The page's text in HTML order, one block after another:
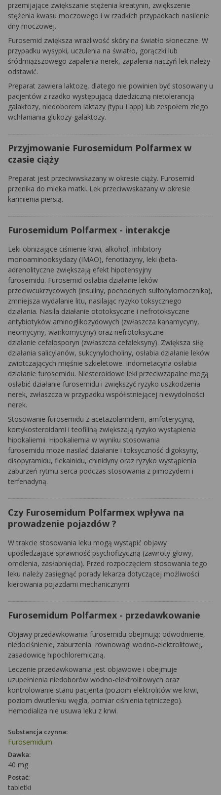
przemijające zwiększanie stężenia kreatynin, zwiększenie
stężenia kwasu moczowego i w rzadkich przypadkach nasilenie
dny moczowej.
Furosemid zwiększa wrażliwość skóry na światło słoneczne. W
przypadku wysypki, uczulenia na światło, gorączki lub
śródmiąższowego zapalenia nerek, zapalenia naczyń lek należy
odstawić.
Preparat zawiera laktozę, dlatego nie powinien być stosowany u
pacjentów z rzadko występującą dziedziczną nietolerancją
galaktozy, niedoborem laktazy (typu Lapp) lub zespołem złego
wchłaniania glukozy-galaktozy.
Przyjmowanie Furosemidum Polfarmex w
czasie ciąży
Preparat jest przeciwwskazany w okresie ciąży. Furosemid
przenika do mleka matki. Lek przeciwwskazany w okresie
karmienia piersią.
Furosemidum Polfarmex - interakcje
Leki obniżające ciśnienie krwi, alkohol, inhibitory
monoaminooksydazy (IMAO), fenotiazyny, leki (beta-
adrenolityczne zwiększają efekt hipotensyjny
furosemidu. Furosemid osłabia działanie leków
przeciwcukrzycowych (insuliny, pochodnych sulfonylomocznika),
zmniejsza wydalanie litu, nasilając ryzyko toksycznego
działania. Nasila działanie ototoksyczne i nefrotoksyczne
antybiotyków aminoglikozydowych (zwłaszcza kanamycyny,
neomycyny, wankomycyny) oraz nefrotoksyczne
działanie cefalosporyn (zwłaszcza cefaleksyny). Zwiększa siłę
działania salicylanów, sukcynylocholiny, osłabia działanie leków
zwiotczających mięśnie szkieletowe. Indometacyna osłabia
działanie furosemidu. Niesteroidowe leki przeciwzapalne mogą
osłabić działanie furosemidu i zwiększyć ryzyko uszkodzenia
nerek, zwłaszcza w przypadku współistniejącej niewydolności
nerek.
Stosowanie furosemidu z acetazolamidem, amfoterycyną,
kortykosteroidami i teofiliną zwiększają ryzyko wystąpienia
hipokaliemii. Hipokaliemia w wyniku stosowania
furosemidu może nasilać działanie i toksyczność digoksyny,
disopyramidu, flekainidu, chinidyny oraz ryzyko wystąpienia
zaburzeń rytmu serca podczas stosowania z pimozydem i
terfenadyną.
Czy Furosemidum Polfarmex wpływa na
prowadzenie pojazdów ?
W trakcie stosowania leku mogą wystąpić objawy
upośledzające sprawność psychofizyczną (zawroty głowy,
omdlenia, zasłabnięcia). Przed rozpoczęciem stosowania tego
leku należy zasięgnąć porady lekarza dotyczącej możliwości
kierowania pojazdami mechanicznymi.
Furosemidum Polfarmex - przedawkowanie
Objawy przedawkowania furosemidu obejmują: odwodnienie,
niedociśnienie, zaburzenia równowagi wodno-elektrolitowej,
zasadowicę hipochloremiczną.
Leczenie przedawkowania jest objawowe i obejmuje
uzupełnienia niedoborów wodno-elektrolitowych oraz
kontrolowanie stanu pacjenta (poziom elektrolitów we krwi,
poziom dwutlenku węgla, pomiar ciśnienia tętniczego).
Hemodializa nie usuwa leku z krwi.
Substancja czynna:
Furosemidum
Dawka:
40 mg
Postać:
tabletki